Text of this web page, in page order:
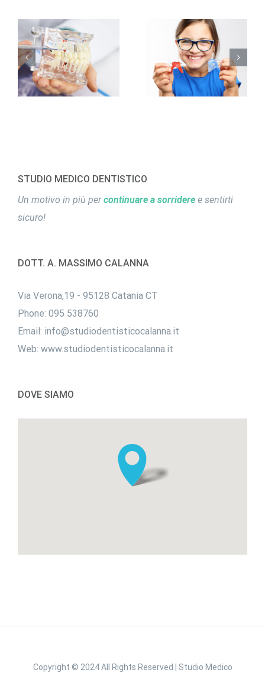
Endodonzia Ortodonzia
STUDIO MEDICO DENTISTICO
Un motivo in più percontinuare a sorridere e sentirti
sicuro!
DOTT. A. MASSIMO CALANNA
Via Verona,19 - 95128 Catania CT
Phone: 095 538760
Email: info@studiodentisticocalanna.it
Web: www.studiodentisticocalanna.it
DOVE SIAMO
Copyright © 2024 All Rights Reserved | Studio Medico